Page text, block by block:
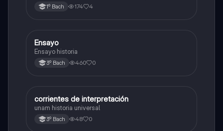
1º Bach 174 4
Historia universal contemporánea
Ensayo
Ensayo historia
3º Bach 460 0
Historia universal contemporánea
corrientes de interpretación
unam historia universal
3º Bach 48 0